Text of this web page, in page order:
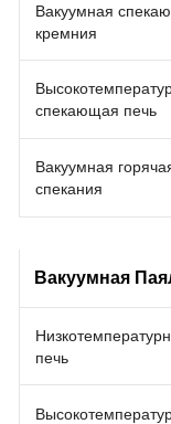
Вакуумная
кремния
спекающая печь
Вакуумная
спекания
Вакуумная
печь